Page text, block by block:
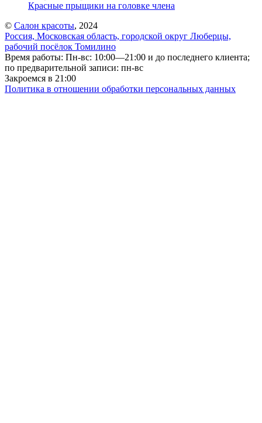
Красные прыщики на головке члена
© Салон красоты, 2024
Россия, Московская область, городской округ Люберцы,
рабочий посёлок Томилино
Время работы: Пн-вс: 10:00—21:00 и до последнего клиента;
по предварительной записи: пн-вс
Закроемся в 21:00
Политика в отношении обработки персональных данных